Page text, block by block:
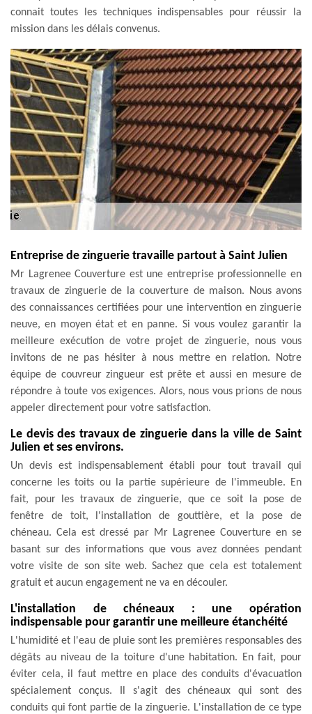
connait toutes les techniques indispensables pour réussir la
mission dans les délais convenus.
Entreprise de zinguerie travaille partout à Saint Julien
Mr Lagrenee Couverture est une entreprise professionnelle en
travaux de zinguerie de la couverture de maison. Nous avons
des connaissances certifiées pour une intervention en zinguerie
neuve, en moyen état et en panne. Si vous voulez garantir la
meilleure exécution de votre projet de zinguerie, nous vous
invitons de ne pas hésiter à nous mettre en relation. Notre
équipe de couvreur zingueur est prête et aussi en mesure de
répondre à toute vos exigences. Alors, nous vous prions de nous
appeler directement pour votre satisfaction.
Le devis des travaux de zinguerie dans la ville de Saint
Julien et ses environs.
Un devis est indispensablement établi pour tout travail qui
concerne les toits ou la partie supérieure de l'immeuble. En
fait, pour les travaux de zinguerie, que ce soit la pose de
fenêtre de toit, l'installation de gouttière, et la pose de
chéneau. Cela est dressé par Mr Lagrenee Couverture en se
basant sur des informations que vous avez données pendant
votre visite de son site web. Sachez que cela est totalement
gratuit et aucun engagement ne va en découler.
L'installation de chéneaux : une opération
indispensable pour garantir une meilleure étanchéité
L'humidité et l'eau de pluie sont les premières responsables des
dégâts au niveau de la toiture d'une habitation. En fait, pour
éviter cela, il faut mettre en place des conduits d'évacuation
spécialement conçus. Il s'agit des chéneaux qui sont des
conduits qui font partie de la zinguerie. L'installation de ce type